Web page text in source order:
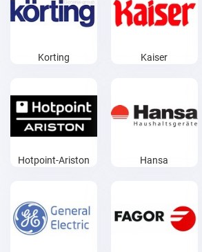
Korting Kaiser
Hotpoint-Ariston Hansa